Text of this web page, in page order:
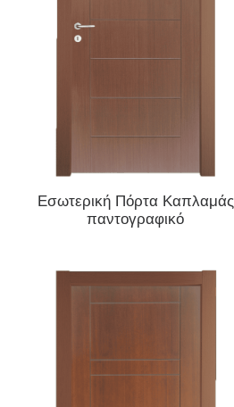
ΔΙΑΒΆΣΤΕ ΠΕΡΙΣΣΌΤΕΡΑ
Εσωτερική Πόρτα Καπλαμάς
παντογραφικό